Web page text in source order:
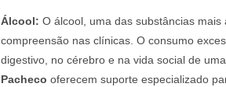
Álcool: O álcool, uma das substâncias
compreensão nas clínicas. O consumo
digestivo, no cérebro e na vida social de
Pacheco oferecem suporte especializado